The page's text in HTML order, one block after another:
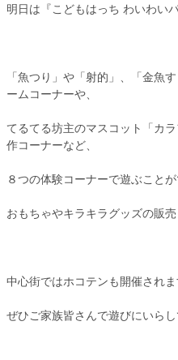
お問合わせ
明日は『こどもはっち わいわい
「魚つり」や「射的」、「金魚
ームコーナーや、
てるてる坊主のマスコット「カ
作コーナーなど、
８つの体験コーナーで遊ぶこと
おもちゃやキラキラグッズの販
中心街ではホコテンも開催されま
ぜひご家族皆さんで遊びにいら